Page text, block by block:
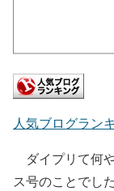
人気ブログラン
ダイプリて何
ス号のことでし